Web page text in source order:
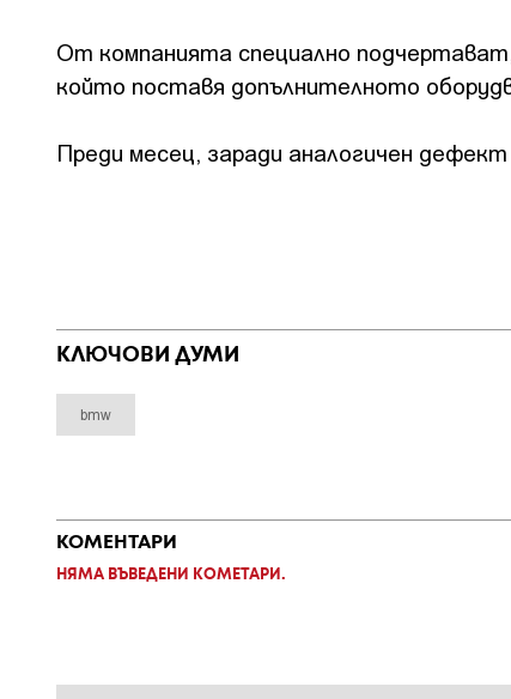
От компанията специално
който поставя допълнителното
Преди месец, заради аналогичен
КЛЮЧОВИ ДУМИ
bmw
КОМЕНТАРИ
НЯМА ВЪВЕДЕНИ КОМЕТАРИ.